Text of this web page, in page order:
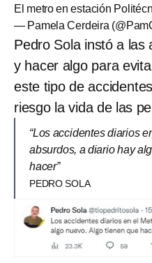
El metro en estación
— Pamela Cerdeira
Pedro Sola instó a las
y hacer algo para
este tipo de
riesgo la vida de las
“Los accidentes diarios
absurdos, a diario hay
hacer”
PEDRO SOLA